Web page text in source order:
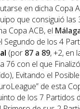
en dicha Copa
que consiguió las
Copa ACB, el
Segundo de los 4
(por 87 a 89, +2, en
76 con el que
Evitando el
de esta
de los 7 Partidos